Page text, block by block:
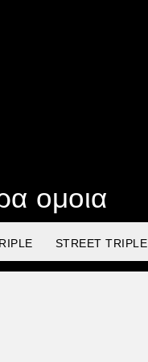
ομοια
STREET TRIPLE